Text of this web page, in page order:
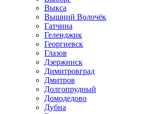
Выкса
Вышний Волочёк
Гатчина
Геленджик
Георгиевск
Глазов
Дзержинск
Димитровград
Дмитров
Долгопрудный
Домодедово
Дубна